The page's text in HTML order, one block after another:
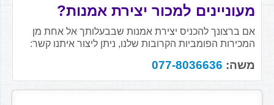
מעוניינים למכור יצירת אמנות?
אם ברצונך להכניס יצירת אמנות שבבעלותך אל אחת מן
המכירות הפומביות הקרובות שלנו, ניתן ליצור איתנו קשר:
משה: 077-8036636